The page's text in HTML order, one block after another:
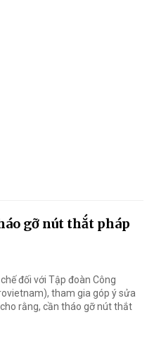
gỡ nút thắt pháp
đối với Tập đoàn Công
tham gia góp ý sửa
rằng, cần tháo gỡ nút thắt